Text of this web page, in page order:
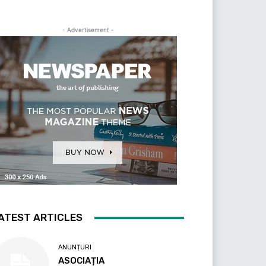
- Advertisement -
ARTICLES
ANUNȚURI
ASOCIAȚIA